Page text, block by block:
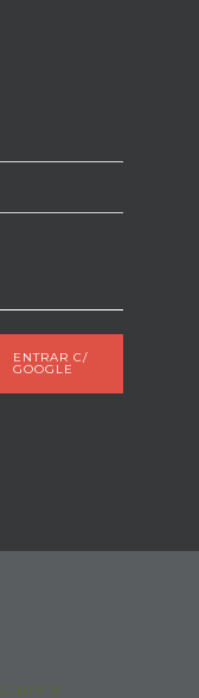
ENTRAR C/
GOOGLE